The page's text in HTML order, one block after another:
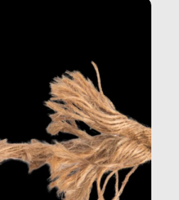
che fanno la nostra vita